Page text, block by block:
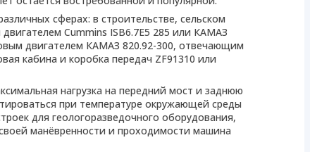
сферах: в строительстве, сельском
Cummins ISB6.7E5 285 или КАМАЗ
двигателем КАМАЗ 820.92-300, отвечающим
кабина и коробка передач ZF91310 или
нагрузка на передний мост и заднюю
при температуре окружающей среды
для геологоразведочного оборудования,
манёвренности и проходимости машина